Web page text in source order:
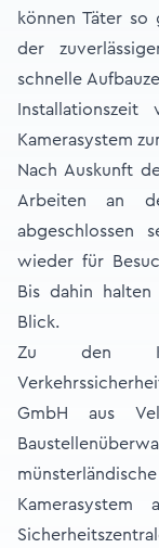
können Täter
der
schnelle
Kamerasystem
Nach Auskunft
Arbeiten an
abgeschlossen
wieder für
Bis dahin
Blick.
Zu den
GmbH aus